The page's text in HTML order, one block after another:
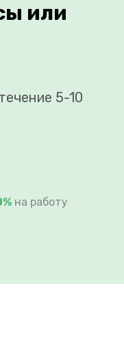
или
5-10
на работу